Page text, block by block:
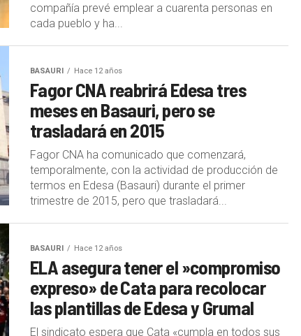
compañía prevé emplear a cuarenta personas en
cada pueblo y ha...
BASAURI Hace 12 años
Fagor CNA reabrirá Edesa tres
meses en Basauri, pero se
trasladará en 2015
Fagor CNA ha comunicado que comenzará,
temporalmente, con la actividad de producción de
termos en Edesa (Basauri) durante el primer
trimestre de 2015, pero que trasladará...
BASAURI Hace 12 años
ELA asegura tener el »compromiso
expreso» de Cata para recolocar
las plantillas de Edesa y Grumal
El sindicato espera que Cata «cumpla en todos sus